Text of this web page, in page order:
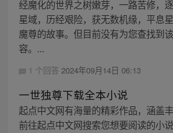
经魔化的世界之树嫩芽，一路苦修，
星域，历经艰险，获无数机缘，平息
魔尊的故事。但目前没有为您查找到
容。...
1 个回答 2024年09月14日 06:13
一世独尊下载全本小说
起点中文网有海量的精彩作品，涵盖
前往起点中文网搜索您想要阅读的小说